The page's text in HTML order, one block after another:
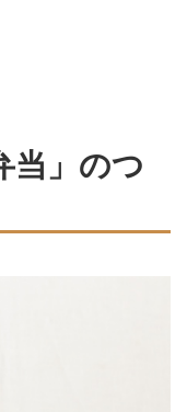
当」のつ